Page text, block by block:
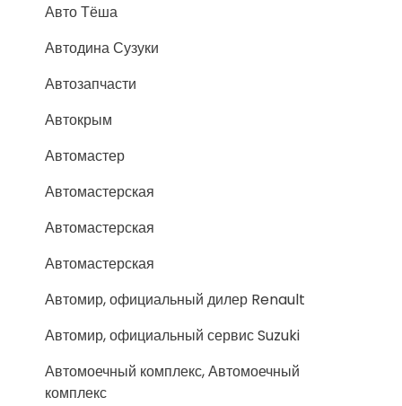
Авто Тёша
Автодина Сузуки
Автозапчасти
Автокрым
Автомастер
Автомастерская
Автомастерская
Автомастерская
Автомир, официальный дилер Renault
Автомир, официальный сервис Suzuki
Автомоечный комплекс, Автомоечный
комплекс